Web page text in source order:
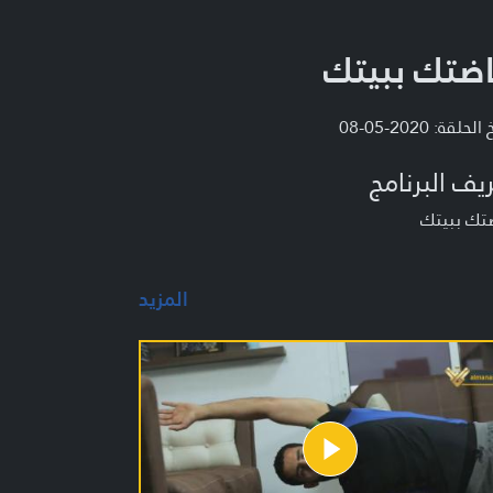
ببيتك
2020-05-08
البرنامج
ببيتك
المزيد